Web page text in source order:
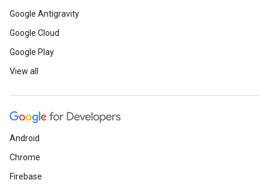
Google Antigravity
Google Cloud
Google Play
View all
Android
Chrome
Firebase